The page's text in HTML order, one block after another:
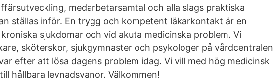
medarbetarsamtal och alla slags praktiska
ställas inför. En trygg och kompetent läkarkontakt är en
sjukdomar och vid akuta medicinska problem. Vi
sköterskor, sjukgymnaster och psykologer på vårdcentralen
efter att lösa dagens problem idag. Vi vill med hög medicinsk
hållbara levnadsvanor. Välkommen!